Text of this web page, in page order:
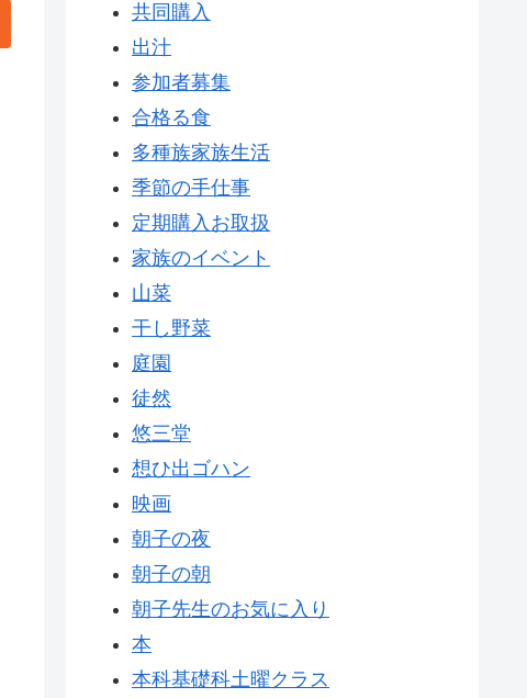
共同購入
出汁
参加者募集
合格る食
多種族家族生活
季節の手仕事
定期購入お取扱
家族のイベント
山菜
干し野菜
庭園
徒然
悠三堂
想ひ出ゴハン
映画
朝子の夜
朝子の朝
朝子先生のお気に入り
本
本科基礎科土曜クラス